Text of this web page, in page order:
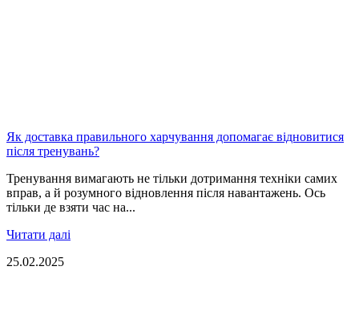
Як доставка правильного харчування допомагає відновитися
після тренувань?
Тренування вимагають не тільки дотримання техніки самих
вправ, а й розумного відновлення після навантажень. Ось
тільки де взяти час на...
Читати далі
25.02.2025